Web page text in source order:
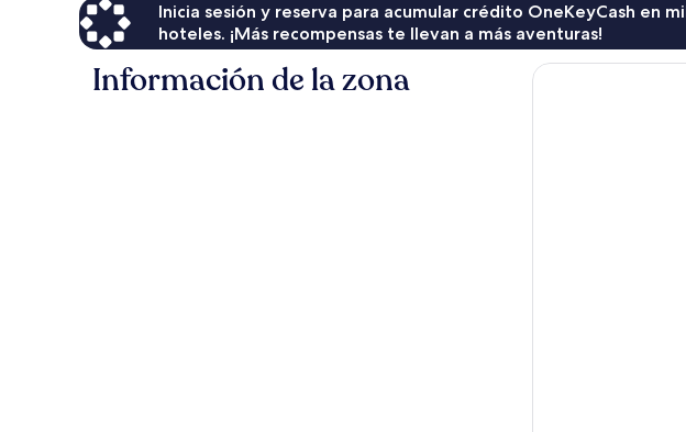
Inicia sesión y reserva para acumular crédito OneKeyCash en
hoteles. ¡Más recompensas te llevan a más aventuras!
Información de la zona